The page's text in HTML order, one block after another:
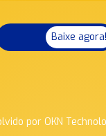
Baixe agora!
por OKN